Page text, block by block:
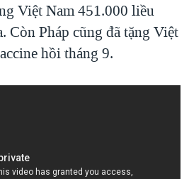
Việt Nam 451.000 liều
Còn Pháp cũng đã tặng Việt
hồi tháng 9.